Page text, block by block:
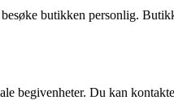
butikken personlig.
begivenheter. Du kan